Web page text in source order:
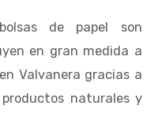
de papel son
en gran medida a
Valvanera gracias a
naturales y